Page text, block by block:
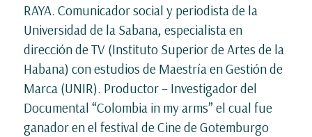
RAYA. Comunicador social y periodista de la
Universidad de la Sabana, especialista en
dirección de TV (Instituto Superior de Artes de la
Habana) con estudios de Maestría en Gestión de
Marca (UNIR). Productor – Investigador del
Documental “Colombia in my arms” el cual fue
ganador en el festival de Cine de Gotemburgo